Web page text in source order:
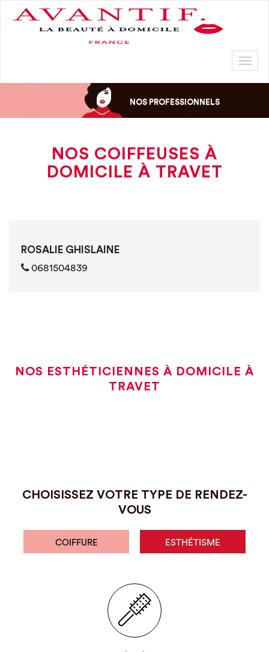
NOS PROFESSIONNELS
NOS COIFFEUSES À
DOMICILE À TRAVET
ROSALIE GHISLAINE
0681504839
NOS ESTHÉTICIENNES À DOMICILE À
TRAVET
CHOISISSEZ VOTRE TYPE DE RENDEZ-
VOUS
COIFFURE ESTHÉTISME